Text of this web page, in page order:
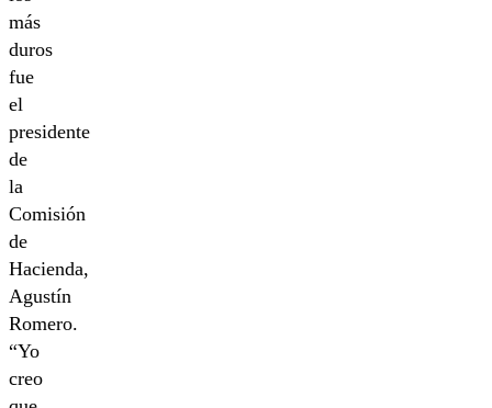
más
duros
fue
el
presidente
de
la
Comisión
de
Hacienda,
Agustín
Romero.
“Yo
creo